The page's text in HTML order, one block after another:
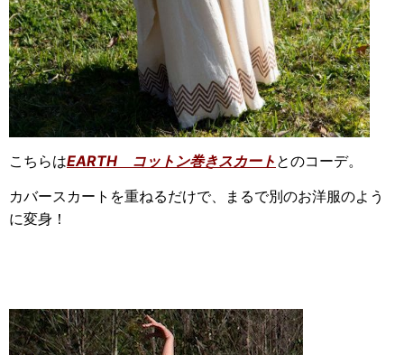
こちらはEARTH コットン巻きスカート とのコーデ。
カバースカートを重ねるだけで、まるで別のお洋服のよう
に変身！